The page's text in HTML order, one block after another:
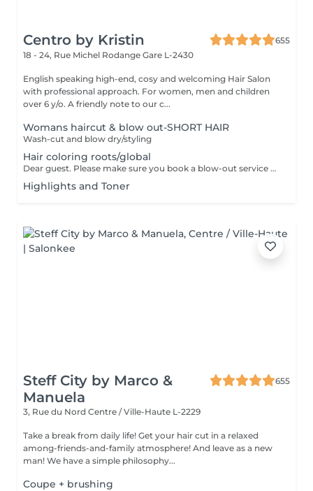
Centro by Kristin
655
18 - 24, Rue Michel Rodange Gare L-2430
English speaking high-end, cosy and welcoming Hair Salon
with professional approach. For women, men and children
over 6 y/o. A friendly note to our c...
Womans haircut & blow out-SHORT HAIR
Wash-cut and blow dry/styling
Hair coloring roots/global
Dear guest. Please make sure you book a blow-out service after your color service, that is additional 30 minutes to the total service. Thank you for understanding. Team Centro
Highlights and Toner
Steff City by Marco &
Manuela
655
3, Rue du Nord Centre / Ville-Haute L-2229
Take a break from daily life! Get your hair cut in a relaxed
among-friends-and-family atmosphere! And leave as a new
man! We have a simple philosophy...
Coupe + brushing